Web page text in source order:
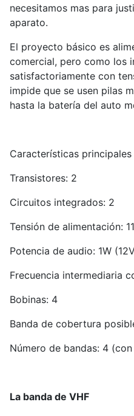
necesitamos mas para
aparato.
El proyecto básico es
comercial, pero como los
satisfactoriamente con
impide que se usen pilas
hasta la batería del auto
Características
Transistores: 2
Circuitos integrados: 2
Tensión de alimentación:
Potencia de audio: 1W
Frecuencia intermediaria
Bobinas: 4
Banda de cobertura
Número de bandas: 4
La banda de VHF